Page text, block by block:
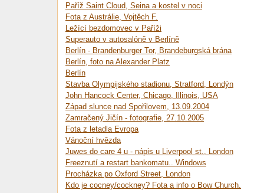
Paříž Saint Cloud, Seina a kostel v noci
Fota z Austrálie, Vojtěch F.
Ležící bezdomovec v Paříži
Superauto v autosalóně v Berlíně
Berlín - Brandenburger Tor, Brandeburgská brána
Berlín, foto na Alexander Platz
Berlín
Stavba Olympijského stadionu, Stratford, Londýn
John Hancock Center, Chicago, Illinois, USA
Západ slunce nad Spořilovem, 13.09.2004
Zamračený Jičín - fotografie, 27.10.2005
Fota z letadla Evropa
Vánoční hvězda
Juwes do care 4 u - nápis u Liverpool st., London
Freeznutí a restart bankomatu.. Windows
Procházka po Oxford Street, London
Kdo je cocney/cockney? Fota a info o Bow Church.